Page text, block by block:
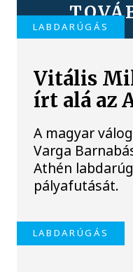
LABDARÚGÁS
Vitális
írt alá az
A magyar
Varga
Athén
pályafutását.
LABDARÚGÁS